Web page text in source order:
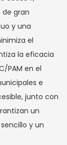
gran
y una
el
la eficacia
PAM en el
e
junto con
un
y un